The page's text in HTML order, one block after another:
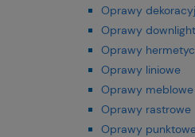
Oprawy
Oprawy downlight
Oprawy
Oprawy liniowe
Oprawy meblowe
Oprawy rastrowe
Oprawy